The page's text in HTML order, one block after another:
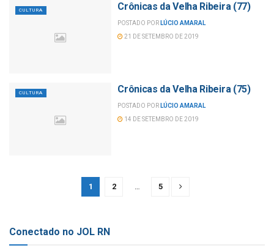
CULTURA Crônicas da Velha Ribeira (77)
POSTADO POR LÚCIO AMARAL
21 DE SETEMBRO DE 2019
CULTURA Crônicas da Velha Ribeira (75)
POSTADO POR LÚCIO AMARAL
14 DE SETEMBRO DE 2019
1 2 … 5
Conectado no JOL RN